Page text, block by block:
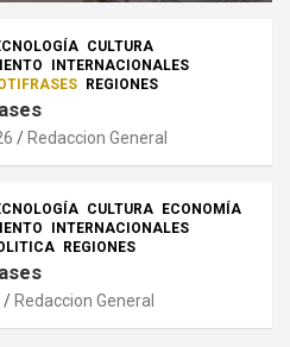
CULTURA
INTERNACIONALES
REGIONES
Redaccion General
CULTURA
ECONOMÍA
INTERNACIONALES
REGIONES
Redaccion General